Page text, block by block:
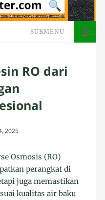
SUBMENU
RO dari
2025
Osmosis (RO)
perangkat di
juga memastikan
kualitas air baku